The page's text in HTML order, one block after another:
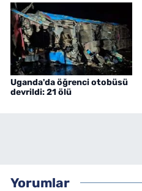
Uganda'da öğrenci otobüsü
devrildi: 21 ölü
Yorumlar